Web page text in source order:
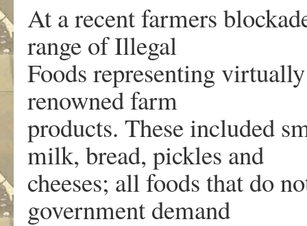
At a recent farmers
range of Illegal
Foods representing
renowned farm
products. These included
milk, bread, pickles and
cheeses; all foods that do
government demand